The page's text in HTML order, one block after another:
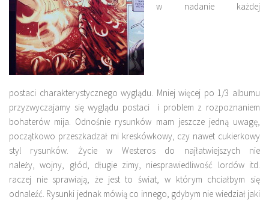
w nadanie każdej
postaci charakterystycznego wyglądu. Mniej więcej po 1/3 albumu
przyzwyczajamy się wyglądu postaci i problem z rozpoznaniem
bohaterów mija. Odnośnie rysunków mam jeszcze jedną uwagę,
początkowo przeszkadzał mi kreskówkowy, czy nawet cukierkowy
styl rysunków. Życie w Westeros do najłatwiejszych nie
należy, wojny, głód, długie zimy, niesprawiedliwość lordów itd.
raczej nie sprawiają, że jest to świat, w którym chciałbym się
odnaleźć. Rysunki jednak mówią co innego, gdybym nie wiedział jaki